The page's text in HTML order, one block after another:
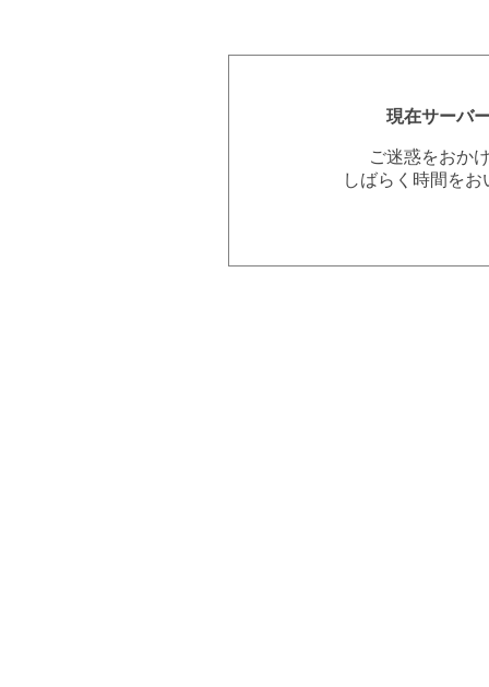
現在サーバ
ご迷惑をおか
しばらく時間を